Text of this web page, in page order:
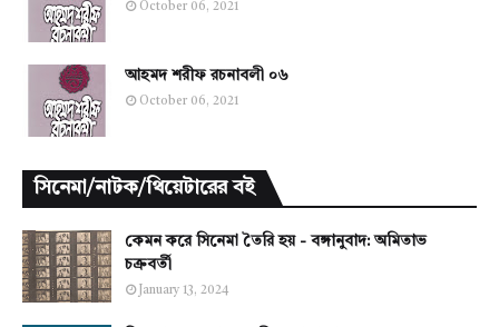
October 06, 2021
আহমদ শরীফ রচনাবলী ০৬
October 06, 2021
সিনেমা/নাটক/থিয়েটারের বই
কেমন করে সিনেমা তৈরি হয় - বঙ্গানুবাদ: অমিতাভ
চক্রবর্তী
January 13, 2024